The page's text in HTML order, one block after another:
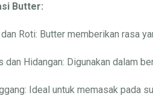
Butter:
Roti: Butter memberikan rasa
dan Hidangan: Digunakan dalam
Ideal untuk memasak pada